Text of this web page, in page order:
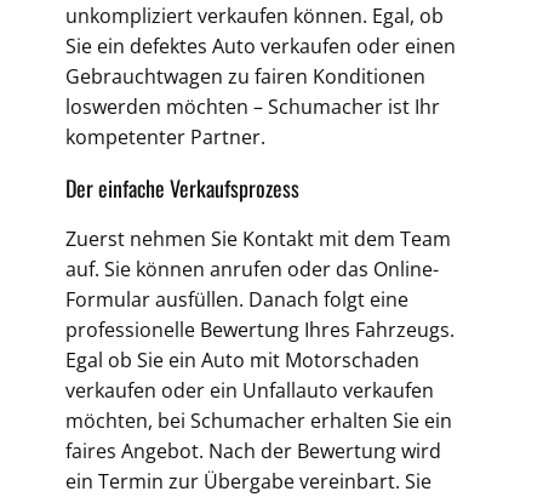
unkompliziert verkaufen können. Egal, ob
Sie ein defektes Auto verkaufen oder einen
Gebrauchtwagen zu fairen Konditionen
loswerden möchten – Schumacher ist Ihr
kompetenter Partner.
Der einfache Verkaufsprozess
Zuerst nehmen Sie Kontakt mit dem Team
auf. Sie können anrufen oder das Online-
Formular ausfüllen. Danach folgt eine
professionelle Bewertung Ihres Fahrzeugs.
Egal ob Sie ein Auto mit Motorschaden
verkaufen oder ein Unfallauto verkaufen
möchten, bei Schumacher erhalten Sie ein
faires Angebot. Nach der Bewertung wird
ein Termin zur Übergabe vereinbart. Sie